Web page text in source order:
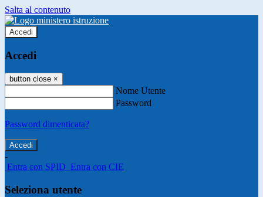
Salta al contenuto
Accedi
Accedi
button close ×
Nome Utente
Password
Password dimenticata?
-
Entra con SPID Entra con CIE
Seleziona utente